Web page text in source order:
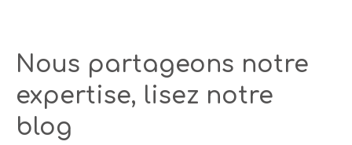
Nous partageons notre
expertise, lisez notre
blog